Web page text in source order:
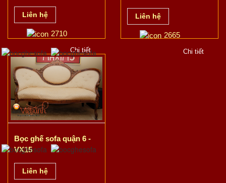
Liên hệ
2710
Chi tiết
Liên hệ
2665
Chi tiết
Bọc ghế sofa quận 6 -
VX15
Liên hệ